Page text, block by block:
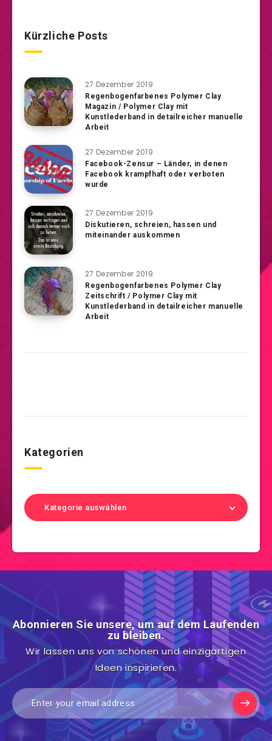
Kürzliche Posts
27 Dezember 2019
Regenbogenfarbenes Polymer Clay
Magazin / Polymer Clay mit
Kunstlederband in detailreicher manuelle
Arbeit
27 Dezember 2019
Facebook-Zensur – Länder, in denen
Facebook krampfhaft oder verboten
wurde
27 Dezember 2019
Diskutieren, schreien, hassen und
miteinander auskommen
27 Dezember 2019
Regenbogenfarbenes Polymer Clay
Zeitschrift / Polymer Clay mit
Kunstlederband in detailreicher manuelle
Arbeit
Kategorien
Kategorie auswählen
Abonnieren Sie unsere, um auf dem Laufenden
zu bleiben.
Wir lassen uns von schönen und einzigartigen
Ideen inspirieren.